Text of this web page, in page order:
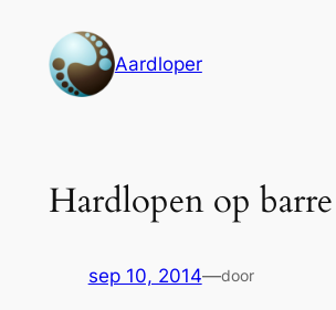
Aardloper
Hardlopen op
sep 10, 2014—door